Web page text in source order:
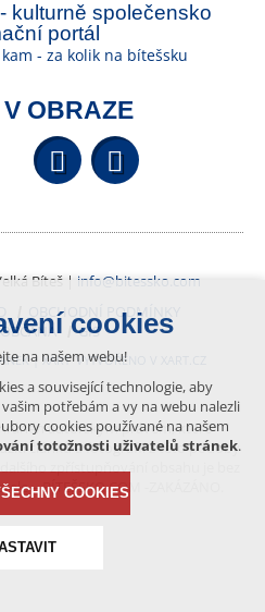
- kulturně společensko
portál
- za kolik na bítešsku
OBRAZE
YouTube
Bíteš | info@bitessko.com
OBCHODNÍ PODMÍNKY
GIS
VYTVOŘENO V XART.CZ
autorským právem, které
článků a fotografií z této podoby
– BÍTEŠSKO.COM -ZAKÁZÁNO.
cookies
na našem webu!
a související technologie, aby
potřebám a vy na webu nalezli
cookies používané na našem
totožnosti uživatelů stránek.
COOKIES